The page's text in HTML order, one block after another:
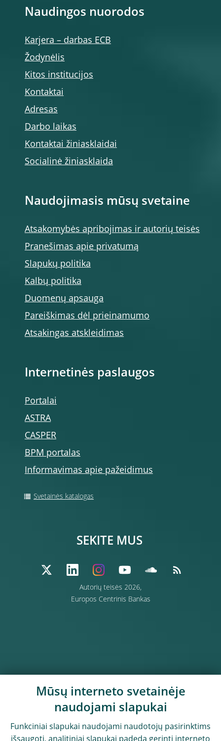
Naudingos nuorodos
Karjera – darbas ECB
Žodynėlis
Kitos institucijos
Kontaktai
Adresas
Darbo laikas
Kontaktai žiniasklaidai
Socialinė žiniasklaida
Naudojimasis mūsų svetaine
Atsakomybės apribojimas ir autorių teisės
Pranešimas apie privatumą
Slapukų politika
Kalbų politika
Duomenų apsauga
Pareiškimas dėl prieinamumo
Atsakingas atskleidimas
Internetinės paslaugos
Portalai
ASTRA
CASPER
BPM portalas
Informavimas apie pažeidimus
Svetainės katalogas
Autorių teisės 2026,
Europos Centrinis Bankas
SEKITE MUS
Mūsų interneto svetainėje
naudojami slapukai
Funkciniai slapukai naudojami naudotojų pasirinktims